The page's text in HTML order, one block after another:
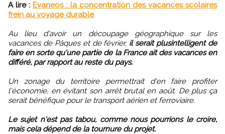
A lire : Evaneos : la concentration des vacances scolaires
frein au voyage durable
Au lieu d'avoir un découpage géographique sur les
vacances de Pâques et de février, il serait plusintelligent de
faire en sorte qu'une partie de la France ait des vacances en
différé, par rapport au reste du pays.
Un zonage du territoire permettrait d'en faire profiter
l'économie, en évitant son arrêt brutal en août. De plus ça
serait bénéfique pour le transport aérien et ferroviaire.
Le sujet n'est pas tabou, comme nous pourrions le croire,
mais cela dépend de la tournure du projet.